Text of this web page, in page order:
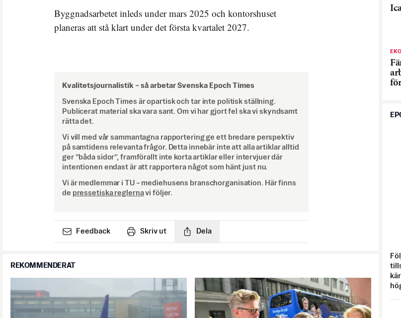
Byggnadsarbetet inleds under mars 2025 och kontorshuset
planeras att stå klart under det första kvartalet 2027.
Kvalitetsjournalistik – så arbetar Svenska Epoch Times
Svenska Epoch Times är opartisk och tar inte politisk ställning.
Publicerat material ska vara sant. Om vi har gjort fel ska vi skyndsamt
rätta det.
Vi vill med vår sammantagna rapportering ge ett bredare perspektiv
på samtidens relevanta frågor. Detta innebär inte att alla artiklar alltid
ger ”båda sidor”, framförallt inte korta artiklar eller intervjuer där
intentionen endast är att rapportera något som hänt just nu.
Vi är medlemmar i TU – mediehusens branschorganisation. Här finns
de pressetiska reglernavi följer.
Feedback Skriv ut Dela
REKOMMENDERAT